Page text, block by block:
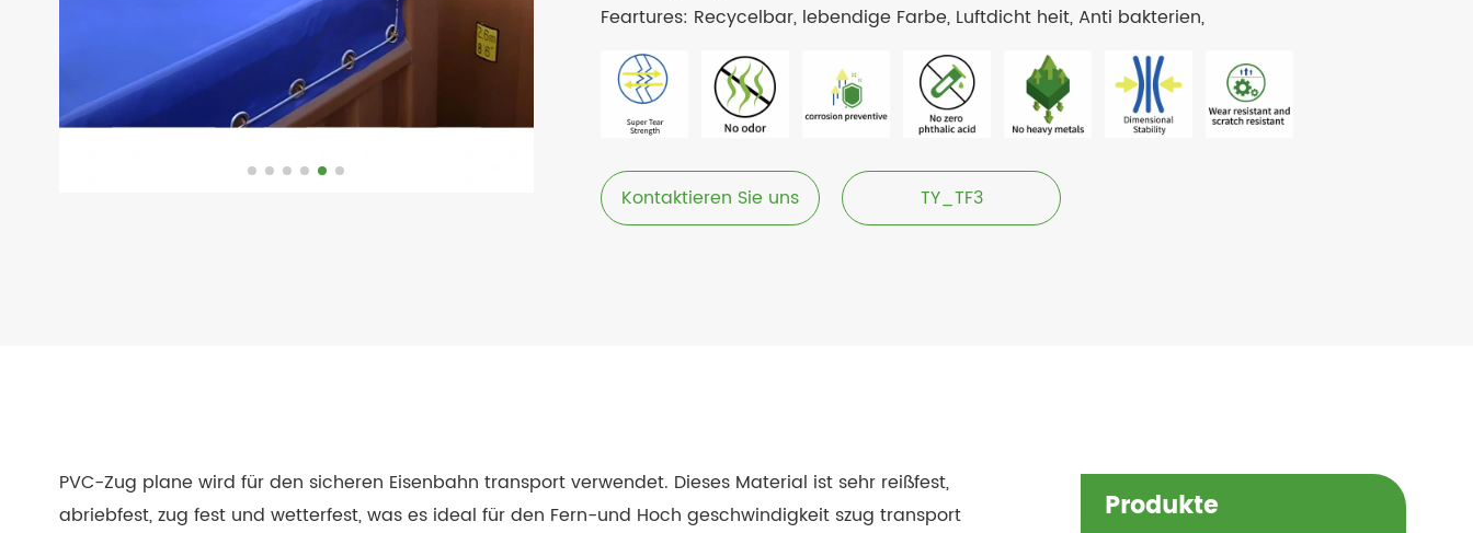
Feartures: Recycelbar, lebendige Farbe, Luftdicht heit, Anti bakterien,
Kontaktieren Sie uns TY_TF3
PVC-Zug plane wird für den sicheren Eisenbahn transport verwendet. Dieses Material ist sehr reißfest,
abriebfest, zug fest und wetterfest, was es ideal für den Fern-und Hoch geschwindigkeit szug transport
Produkte